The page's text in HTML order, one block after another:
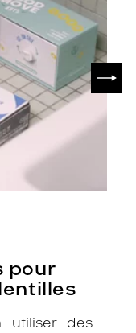
pour
utiliser des